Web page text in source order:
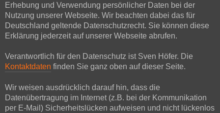
Erhebung und Verwendung persönlicher Daten bei der
Nutzung unserer Webseite. Wir beachten dabei das für
Deutschland geltende Datenschutzrecht. Sie können diese
Erklärung jederzeit auf unserer Webseite abrufen.
Verantwortlich für den Datenschutz ist Sven Höfer. Die
Kontaktdaten finden Sie ganz oben auf dieser Seite.
Wir weisen ausdrücklich darauf hin, dass die
Datenübertragung im Internet (z.B. bei der Kommunikation
per E-Mail) Sicherheitslücken aufweisen und nicht lückenlos